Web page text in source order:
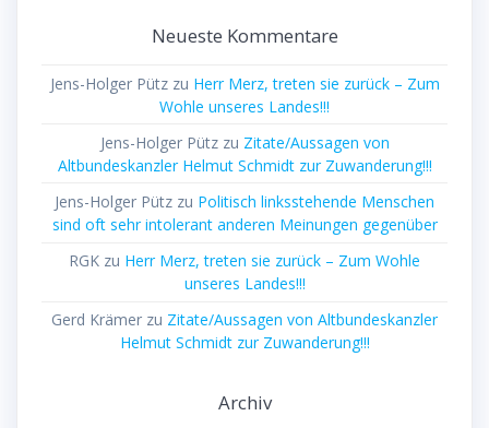
Neueste Kommentare
Jens-Holger Pützzu Herr Merz, treten sie zurück – Zum
Wohle unseres Landes!!!
Jens-Holger Pützzu Zitate/Aussagen von
Altbundeskanzler Helmut Schmidt zur Zuwanderung!!!
Jens-Holger Pütz zu Politisch linksstehende Menschen
sind oft sehr intolerant anderen Meinungen gegenüber
RGK zu Herr Merz, treten sie zurück – Zum Wohle
unseres Landes!!!
Gerd Krämer zu Zitate/Aussagen von Altbundeskanzler
Helmut Schmidt zur Zuwanderung!!!
Archiv